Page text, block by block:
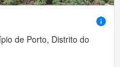
de Porto, Distrito do